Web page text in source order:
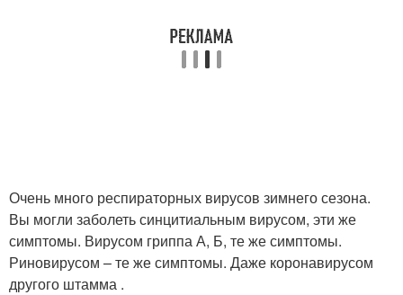
Очень много респираторных вирусов зимнего сезона.
Вы могли заболеть синцитиальным вирусом, эти же
симптомы. Вирусом гриппа А, Б, те же симптомы.
Риновирусом – те же симптомы. Даже коронавирусом
другого штамма .